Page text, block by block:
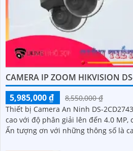
CAMERA IP ZOOM HIKVISION
5,985,000 ₫
8,550,000 ₫
Thiết bị Camera An Ninh DS-
cao với độ phân giải lên đến 4.0
Ấn tượng ơn với những thông số là